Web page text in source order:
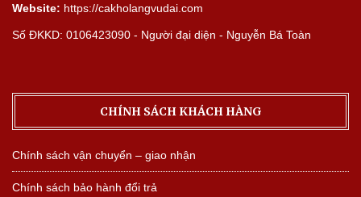
Website: https://cakholangvudai.com
Số ĐKKD: 0106423090 - Người đại diện - Nguyễn Bá Toàn
CHÍNH SÁCH KHÁCH HÀNG
Chính sách vận chuyển – giao nhận
Chính sách bảo hành đổi trả